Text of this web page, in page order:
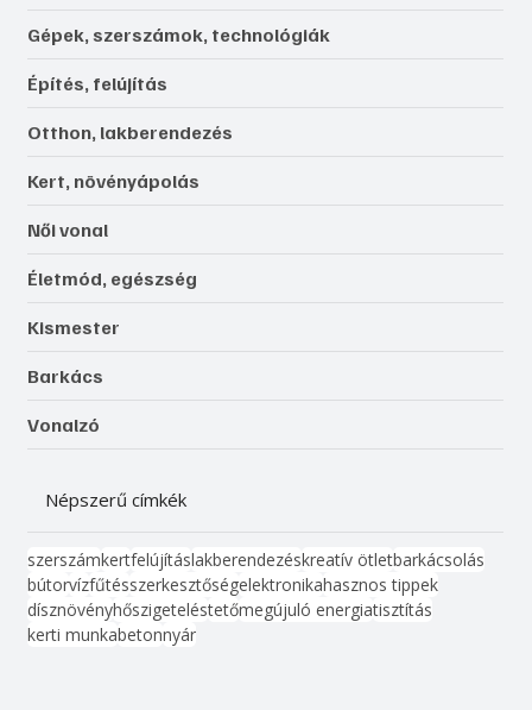
Gépek, szerszámok, technológiák
Építés, felújítás
Otthon, lakberendezés
Kert, növényápolás
Női vonal
Életmód, egészség
Kismester
Barkács
Vonalzó
Népszerű címkék
szerszámkertfelújításlakberendezéskreatív ötletbarkácsolás
bútorvízfűtésszerkesztőségelektronikahasznos tippek
dísznövényhőszigeteléstetőmegújuló energiatisztítás
kerti munkabetonnyár